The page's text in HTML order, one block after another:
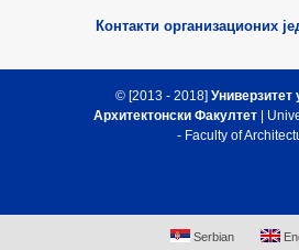
Контакти организационих
© [2013 - 2018] Универзитет
Архитектонски Факултет |
- Faculty of
Serbian